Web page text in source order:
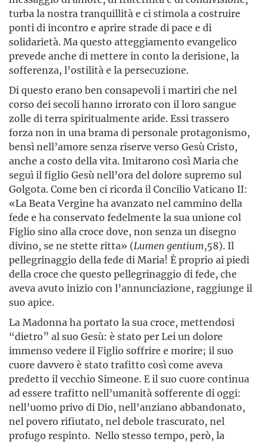
turba la nostra tranquillità e ci stimola a costruire
ponti di incontro e aprire strade di pace e di
solidarietà. Ma questo atteggiamento evangelico
prevede anche di mettere in conto la derisione, la
sofferenza, l’ostilità e la persecuzione.
Di questo erano ben consapevoli i martiri che nel
corso dei secoli hanno irrorato con il loro sangue
zolle di terra spiritualmente aride. Essi trassero
forza non in una brama di personale protagonismo,
bensì nell’amore senza riserve verso Gesù Cristo,
anche a costo della vita. Imitarono così Maria che
seguì il figlio Gesù nell’ora del dolore supremo sul
Golgota. Come ben ci ricorda il Concilio Vaticano II:
«La Beata Vergine ha avanzato nel cammino della
fede e ha conservato fedelmente la sua unione col
Figlio sino alla croce dove, non senza un disegno
divino, se ne stette ritta» (Lumen gentium,58). Il
pellegrinaggio della fede di Maria! È proprio ai piedi
della croce che questo pellegrinaggio di fede, che
aveva avuto inizio con l’annunciazione, raggiunge il
suo apice.
La Madonna ha portato la sua croce, mettendosi
“dietro” al suo Gesù: è stato per Lei un dolore
immenso vedere il Figlio soffrire e morire; il suo
cuore davvero è stato trafitto così come aveva
predetto il vecchio Simeone. E il suo cuore continua
ad essere trafitto nell’umanità sofferente di oggi:
nell’uomo privo di Dio, nell’anziano abbandonato,
nel povero rifiutato, nel debole trascurato, nel
profugo respinto. Nello stesso tempo, però, la